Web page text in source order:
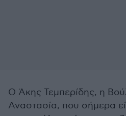
Ο Άκης Τεµπερίδης, η
Αναστασία, που σήμερα